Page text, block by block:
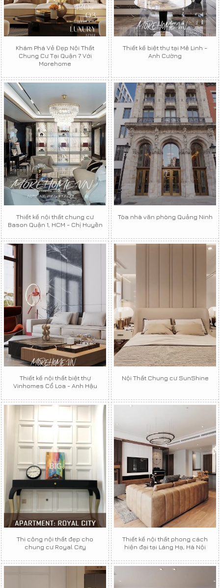
Khám Phá Vẻ Đẹp Nội Thất
Chung Cư Tại Quận 7 Với
Morehome
Thiết kế biệt thự tại Mê Linh -
Anh Cường
Thiết kế nội thất chung cư
Bason Quận 1, HCM - Chị Huyền
Tòa nhà văn phòng Quảng Ninh
Thiết kế nội thất biệt thự
Vinhomes Cổ Loa - Anh Hậu
Nội Thất Chung cư SunShine
Thi công nội thất đẹp cho
chung cư Royal City
Thiết kế nội thất phong cách
hiện đại tại Láng Hạ, Hà Nội